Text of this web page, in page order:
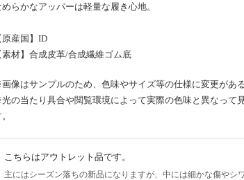
めらかなアッパーは軽量な履き心地。
原産国】ID
素材】合成皮革/合成繊維ゴム底
像はサンプルのため、色味やサイズ等の仕様に変更があ
の当たり具合や閲覧環境によって実際の色味と異なって
こちらはアウトレット品です。
主にはシーズン落ちの新品になりますが、中には細かな傷やシ